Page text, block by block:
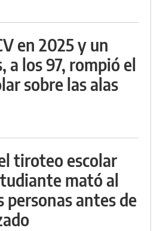
en 2025 y un
a los 97, rompió el
sobre las alas
tiroteo escolar
mató al
personas antes de